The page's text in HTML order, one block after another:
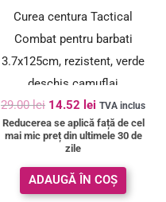
Curea centura Tactical
Combat pentru barbati
3.7x125cm, rezistent, verde
deschis camuflaj
29.00lei 14.52 lei TVA inclus
Reducerea se aplică față de cel
mai mic preț din ultimele 30 de
zile
ADAUGĂ ÎN COȘ